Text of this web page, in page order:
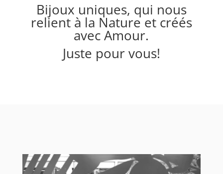
Bijoux uniques, qui nous
relient à la Nature et créés
avec Amour.
Juste pour vous!